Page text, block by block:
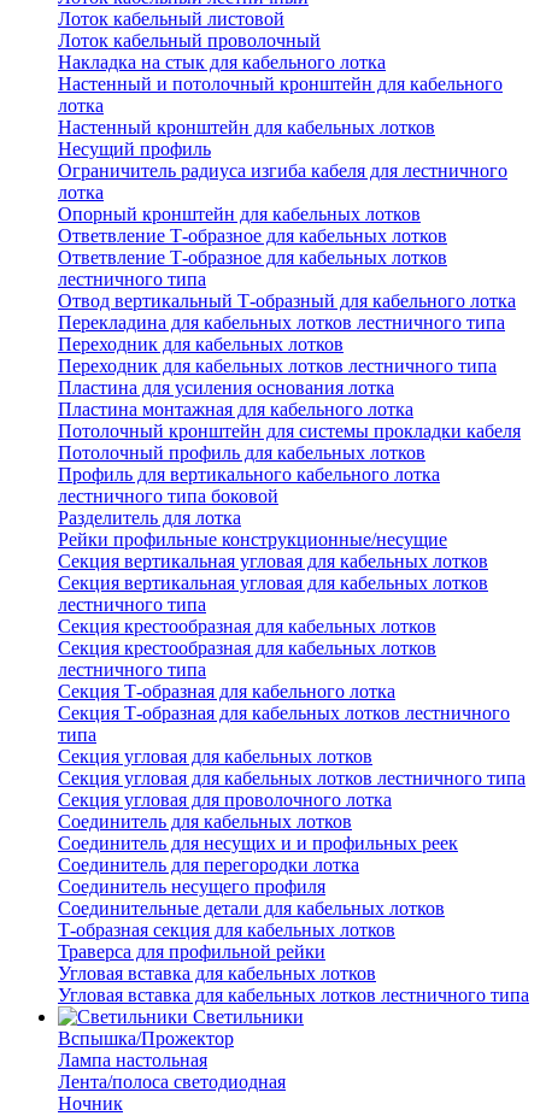
Лоток кабельный листовой
Лоток кабельный проволочный
Накладка на стык для кабельного лотка
Настенный и потолочный кронштейн для кабельного
лотка
Настенный кронштейн для кабельных лотков
Несущий профиль
Ограничитель радиуса изгиба кабеля для лестничного
лотка
Опорный кронштейн для кабельных лотков
Ответвление Т-образное для кабельных лотков
Ответвление Т-образное для кабельных лотков
лестничного типа
Отвод вертикальный Т-образный для кабельного лотка
Перекладина для кабельных лотков лестничного типа
Переходник для кабельных лотков
Переходник для кабельных лотков лестничного типа
Пластина для усиления основания лотка
Пластина монтажная для кабельного лотка
Потолочный кронштейн для системы прокладки кабеля
Потолочный профиль для кабельных лотков
Профиль для вертикального кабельного лотка
лестничного типа боковой
Разделитель для лотка
Рейки профильные конструкционные/несущие
Секция вертикальная угловая для кабельных лотков
Секция вертикальная угловая для кабельных лотков
лестничного типа
Секция крестообразная для кабельных лотков
Секция крестообразная для кабельных лотков
лестничного типа
Секция Т-образная для кабельного лотка
Секция Т-образная для кабельных лотков лестничного
типа
Секция угловая для кабельных лотков
Секция угловая для кабельных лотков лестничного типа
Секция угловая для проволочного лотка
Соединитель для кабельных лотков
Соединитель для несущих и и профильных реек
Соединитель для перегородки лотка
Соединитель несущего профиля
Соединительные детали для кабельных лотков
Т-образная секция для кабельных лотков
Траверса для профильной рейки
Угловая вставка для кабельных лотков
Угловая вставка для кабельных лотков лестничного типа
Светильники
Вспышка/Прожектор
Лампа настольная
Лента/полоса светодиодная
Ночник